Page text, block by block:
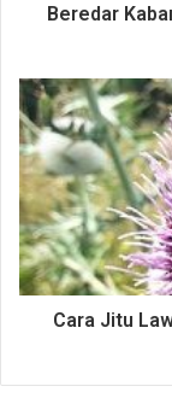
Beredar
Cara Jitu